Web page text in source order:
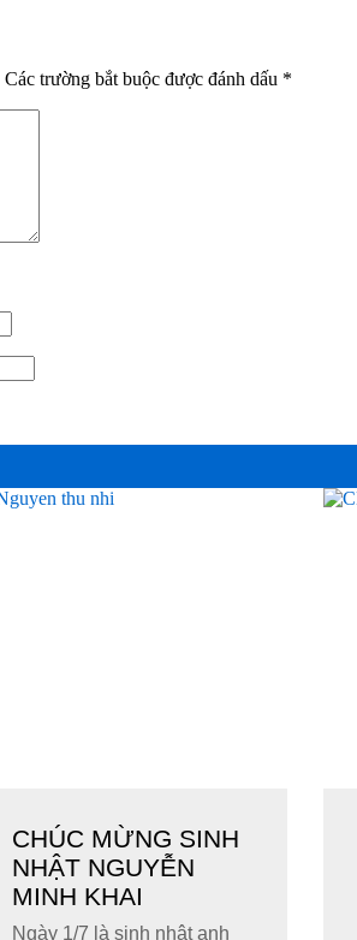
Các trường bắt buộc được đánh dấu *
CHÚC MỪNG SINH
NHẬT NGUYỄN
MINH KHAI
Ngày 1/7 là sinh nhật anh